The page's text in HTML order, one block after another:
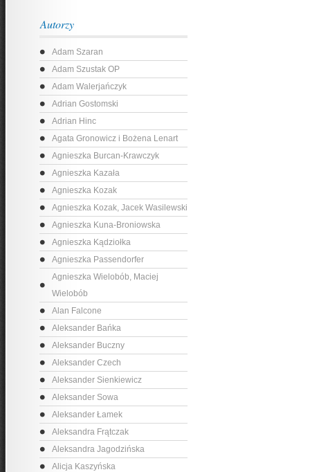
Autorzy
Adam Szaran
Adam Szustak OP
Adam Walerjańczyk
Adrian Gostomski
Adrian Hinc
Agata Gronowicz i Bożena Lenart
Agnieszka Burcan-Krawczyk
Agnieszka Kazała
Agnieszka Kozak
Agnieszka Kozak, Jacek Wasilewski
Agnieszka Kuna-Broniowska
Agnieszka Kądziołka
Agnieszka Passendorfer
Agnieszka Wielobób, Maciej
Wielobób
Alan Falcone
Aleksander Bańka
Aleksander Buczny
Aleksander Czech
Aleksander Sienkiewicz
Aleksander Sowa
Aleksander Łamek
Aleksandra Frątczak
Aleksandra Jagodzińska
Alicja Kaszyńska